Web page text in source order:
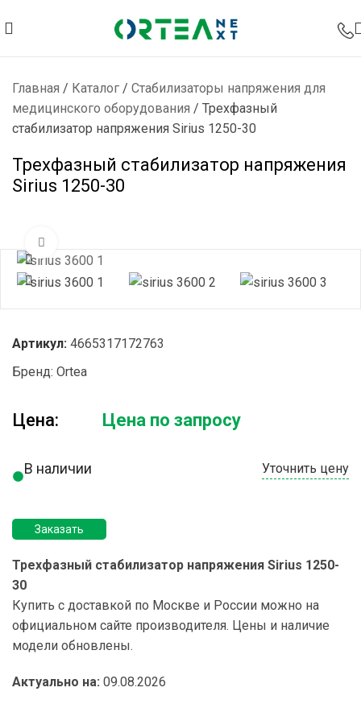
Главная / Каталог / Стабилизаторы напряжения для
медицинского оборудования / Трехфазный
стабилизатор напряжения Sirius 1250-30
Трехфазный стабилизатор напряжения
Sirius 1250-30
Артикул: 4665317172763
Бренд: Ortea
Цена: Цена по запросу
В наличии Уточнить цену
Заказать
Трехфазный стабилизатор напряжения Sirius 1250-
30
Купить с доставкой по Москве и России можно на
официальном сайте производителя. Цены и наличие
модели обновлены.
Актуально на: 09.08.2026